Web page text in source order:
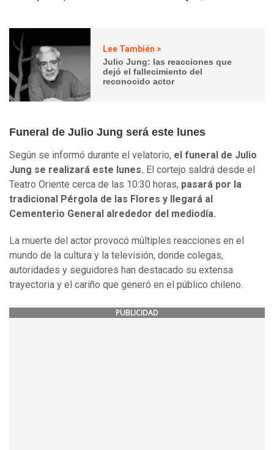
Lee También >
Julio Jung: las reacciones que
dejó el fallecimiento del
reconocido actor
Funeral de Julio Jung será este lunes
Según se informó durante el velatorio, el funeral de Julio
Jung se realizará este lunes. El cortejo saldrá desde el
Teatro Oriente cerca de las 10:30 horas, pasará por la
tradicional Pérgola de las Flores y llegará al
Cementerio General alrededor del mediodía.
La muerte del actor provocó múltiples reacciones en el
mundo de la cultura y la televisión, donde colegas,
autoridades y seguidores han destacado su extensa
trayectoria y el cariño que generó en el público chileno.
PUBLICIDAD